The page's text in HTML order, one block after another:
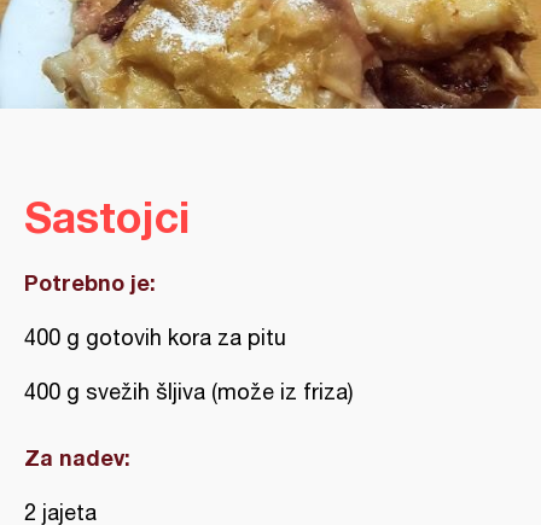
Sastojci
Potrebno je:
400 g gotovih kora za pitu
400 g svežih šljiva (može iz friza)
Za nadev:
2 jajeta